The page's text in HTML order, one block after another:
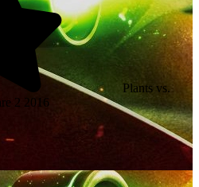
Plants vs.
2 2016